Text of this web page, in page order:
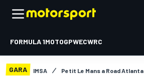
FORMULA 1MOTOGPWECWRC
GARA IMSA Petit Le Mans a Road Atlanta